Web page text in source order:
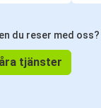
du reser med oss?
tjänster